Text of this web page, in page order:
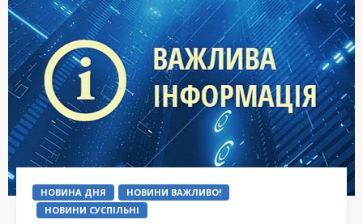
НОВИНА ДНЯ
НОВИНИ ВАЖЛИВО!
НОВИНИ СУСПІЛЬНІ